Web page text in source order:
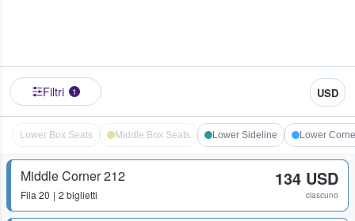
Filtri 1 USD
Lower Box Seats Middle Box Seats Lower Sideline Lower
Middle Corner 212
Fila 20 2 biglietti
134 USD
ciascuno